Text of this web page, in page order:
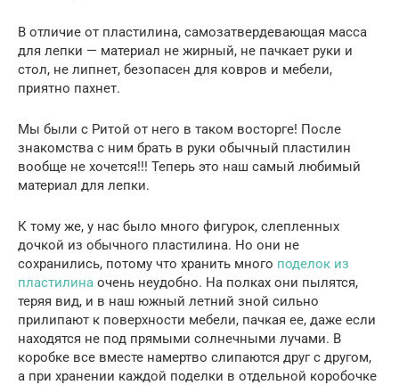
В отличие от пластилина, самозатвердевающая масса
для лепки — материал не жирный, не пачкает руки и
стол, не липнет, безопасен для ковров и мебели,
приятно пахнет.
Мы были с Ритой от него в таком восторге! После
знакомства с ним брать в руки обычный пластилин
вообще не хочется!!! Теперь это наш самый любимый
материал для лепки.
К тому же, у нас было много фигурок, слепленных
дочкой из обычного пластилина. Но они не
сохранились, потому что хранить много поделок из
пластилина очень неудобно. На полках они пылятся,
теряя вид, и в наш южный летний зной сильно
прилипают к поверхности мебели, пачкая ее, даже если
находятся не под прямыми солнечными лучами. В
коробке все вместе намертво слипаются друг с другом,
а при хранении каждой поделки в отдельной коробочке